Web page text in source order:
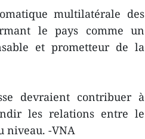
multilatérale des
le pays comme un
et prometteur de la
devraient contribuer à
les relations entre le
niveau. -VNA